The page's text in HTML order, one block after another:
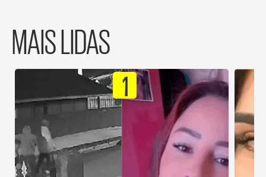
MAIS LIDAS
1